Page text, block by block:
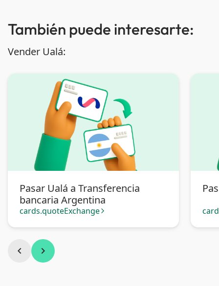
También puede interesarte:
Vender Ualá:
Pasar Ualá a Transferencia
bancaria Argentina
cards.quoteExchange arrow_forward_ios
chevron_left chevron_right